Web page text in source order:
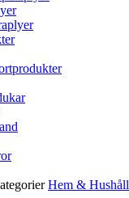
Hem & Hushåll